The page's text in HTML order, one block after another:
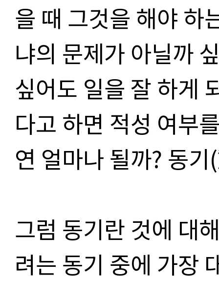
을 때 그것을 해야 하
냐의 문제가 아닐까
싶어도 일을 잘 하게
다고 하면 적성 여부
연 얼마나 될까? 동
그럼 동기란 것에 대
려는 동기 중에 가장